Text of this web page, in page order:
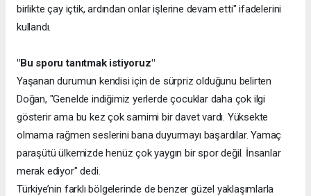
birlikte çay içtik, ardından onlar işlerine devam etti" ifadelerini
kullandı.
"Bu sporu tanıtmak istiyoruz"
Yaşanan durumun kendisi için de sürpriz olduğunu belirten
Doğan, "Genelde indiğimiz yerlerde çocuklar daha çok ilgi
gösterir ama bu kez çok samimi bir davet vardı. Yüksekte
olmama rağmen seslerini bana duyurmayı başardılar. Yamaç
paraşütü ülkemizde henüz çok yaygın bir spor değil. İnsanlar
merak ediyor" dedi.
Türkiye’nin farklı bölgelerinde de benzer güzel yaklaşımlarla